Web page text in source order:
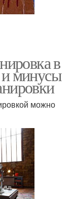
в
минусы
можно